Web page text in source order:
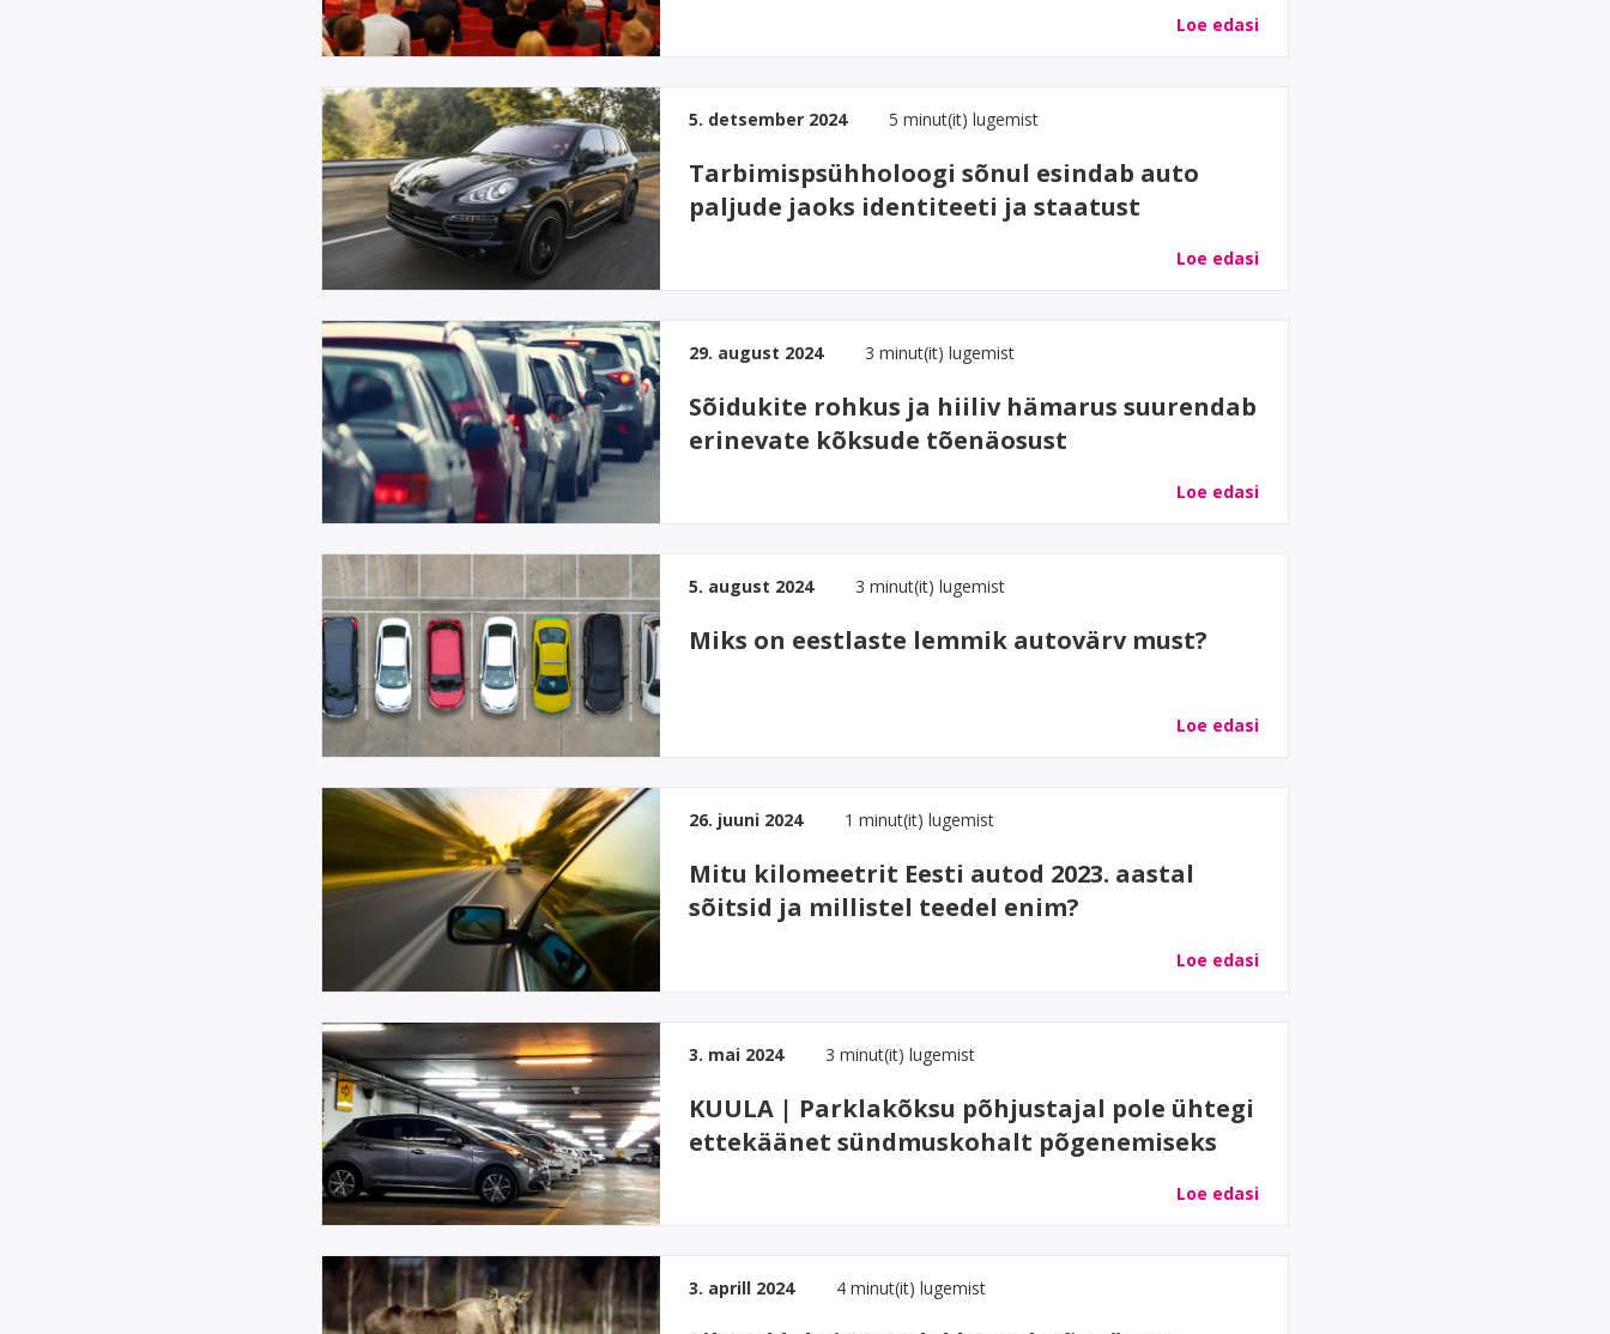
Broneeri ülevaatus kiiresti ja
lihtsalt sobivaimas
varguse või transportimisel
Loe edasi
5. detsember 2024 5 minut(it) lugemist
Tarbimispsühholoogi sõnul esindab auto
paljude jaoks identiteeti ja staatust
Loe edasi
29. august 2024 3 minut(it) lugemist
Sõidukite rohkus ja hiiliv hämarus suurendab
erinevate kõksude tõenäosust
Loe edasi
5. august 2024 3 minut(it) lugemist
Miks on eestlaste lemmik autovärv must?
Loe edasi
26. juuni 2024 1 minut(it) lugemist
Mitu kilomeetrit Eesti autod 2023. aastal
sõitsid ja millistel teedel enim?
Loe edasi
3. mai 2024 3 minut(it) lugemist
KUULA | Parklakõksu põhjustajal pole ühtegi
ettekäänet sündmuskohalt põgenemiseks
Loe edasi
3. aprill 2024 4 minut(it) lugemist